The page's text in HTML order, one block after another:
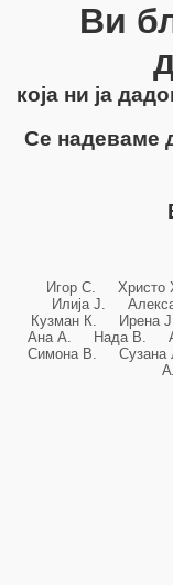
Ви
која ни ја
Се надеваме
Игор С.
Илија Ј.
Кузман К.
Ана А. Нада В.
Симона В.